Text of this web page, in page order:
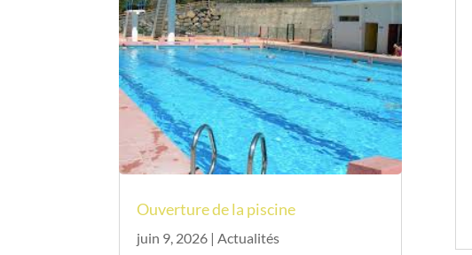
Ouverture de la piscine
juin 9, 2026 |Actualités